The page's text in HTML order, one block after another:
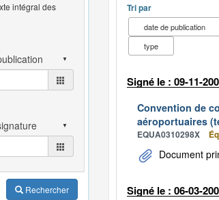
intégral des
Rechercher
Tri par
date de publication
type
Signé le : 09-11-
Convention de
aéroportuaires
EQUA0310298X
Document
Signé le : 06-03-